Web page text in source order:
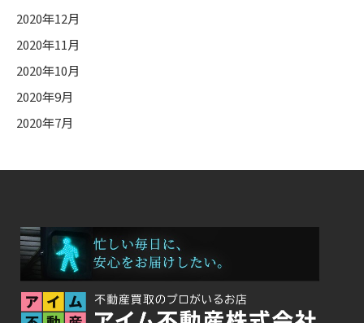
2020年12月
2020年11月
2020年10月
2020年9月
2020年7月